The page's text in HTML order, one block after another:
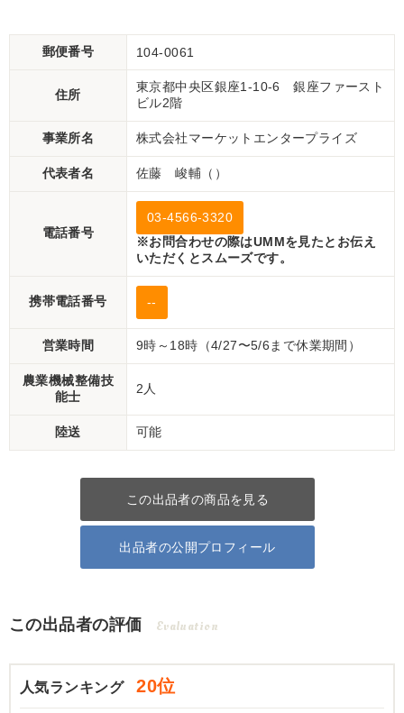
郵便番号 104-0061
住所
東京都中央区銀座1-10-6 銀座ファースト
ビル2階
事業所名 株式会社マーケットエンタープライズ
代表者名 佐藤 峻輔（）
電話番号
03-4566-3320
※お問合わせの際はUMMを見たとお伝え
いただくとスムーズです。
携帯電話番号 --
営業時間 9時～18時（4/27〜5/6まで休業期間）
農業機械整備技
能士
2人
陸送 可能
この出品者の商品を見る
出品者の公開プロフィール
この出品者の評価 Evaluation
人気ランキング 20位